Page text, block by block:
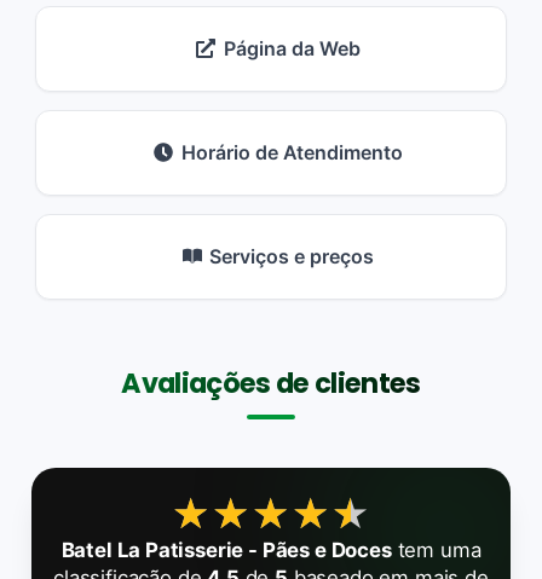
Página da Web
Horário de Atendimento
Serviços e preços
Avaliações de clientes
★★★★★
★★★★★
Batel La Patisserie - Pães e Docestem uma